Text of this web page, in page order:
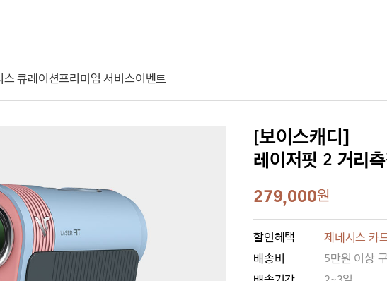
스 큐레이션프리미엄 서비스이벤트
[보이스캐디]
레이저핏 2 거리
279,000원
할인혜택
제네시스 카
배송비
5만원 이상